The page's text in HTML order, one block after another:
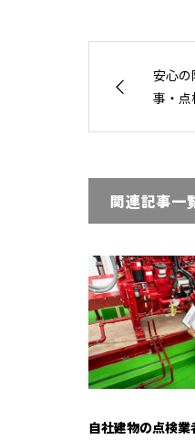
安心の
事・点
関連記事一
自社建物の点検